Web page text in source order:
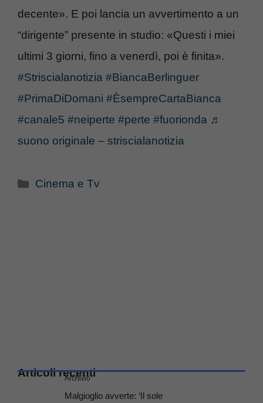
decente». E poi lancia un avvertimento a un
“dirigente” presente in studio: «Questi i miei
ultimi 3 giorni, fino a venerdì, poi è finita».
#Striscialanotizia #BiancaBerlinguer
#PrimaDiDomani #ÈsempreCartaBianca
#canale5 #neiperte #perte #fuorionda ♬
suono originale – striscialanotizia
Categorie
Cinema e Tv
Articoli recenti
Archivio
Malgioglio avverte: ‘Il sole